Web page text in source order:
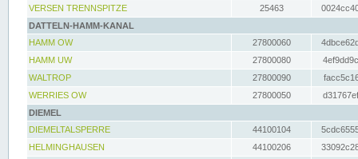
VERSEN TRENNSPITZE
25463
DATTELN-HAMM-KANAL
HAMM OW
27800060
HAMM UW
27800080
WALTROP
27800090
WERRIES OW
27800050
DIEMEL
DIEMELTALSPERRE
44100104
HELMINGHAUSEN
44100206